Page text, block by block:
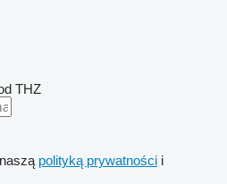
THZ
polityką prywatności i